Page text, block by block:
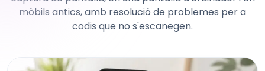
mòbils antics, amb resolució de problemes per a
codis que no s'escanegen.